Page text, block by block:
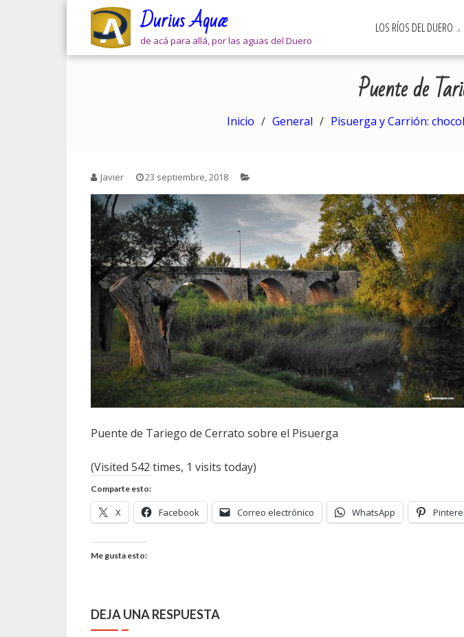
Durius Aquæ
de acá para allá, por las aguas del Duero
LOS RÍOS DEL DUERO
Puente de
Inicio General Pisuerga y Carrión:
Javier 23 septiembre, 2018
Puente de Tariego de Cerrato sobre el Pisuerga
(Visited 542 times, 1 visits today)
Comparte esto:
X Facebook Correo electrónico WhatsApp
Me gusta esto:
DEJA UNA RESPUESTA